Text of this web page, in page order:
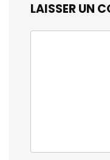
LAISSER UN